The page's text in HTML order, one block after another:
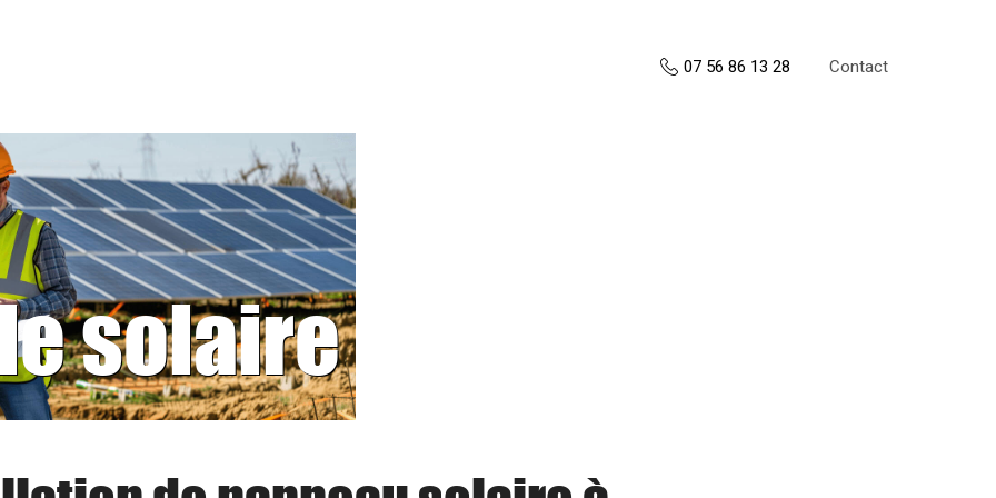
07 56 86 13 28 Contact
solaire